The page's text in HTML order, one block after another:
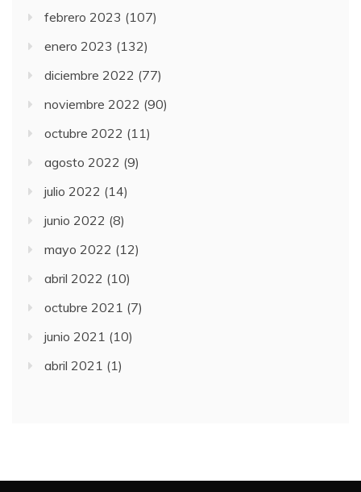
febrero 2023 (107)
enero 2023 (132)
diciembre 2022 (77)
noviembre 2022 (90)
octubre 2022 (11)
agosto 2022 (9)
julio 2022 (14)
junio 2022 (8)
mayo 2022 (12)
abril 2022 (10)
octubre 2021 (7)
junio 2021 (10)
abril 2021 (1)